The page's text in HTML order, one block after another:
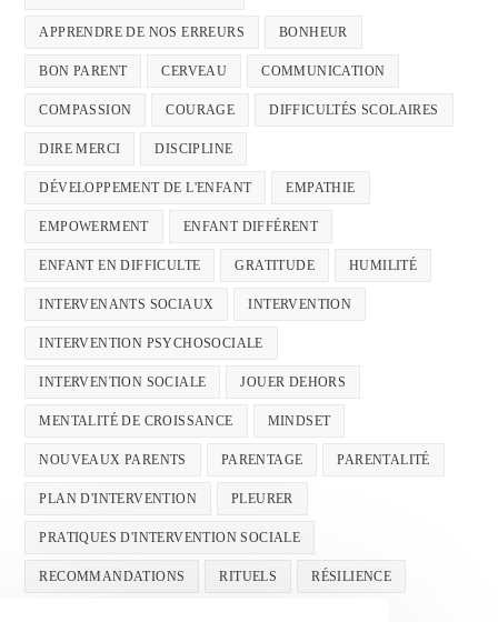
APPRENDRE DE NOS ERREURS BONHEUR
BON PARENT CERVEAU COMMUNICATION
COMPASSION COURAGE DIFFICULTÉS SCOLAIRES
DIRE MERCI DISCIPLINE
DÉVELOPPEMENT DE L'ENFANT EMPATHIE
EMPOWERMENT ENFANT DIFFÉRENT
ENFANT EN DIFFICULTE GRATITUDE HUMILITÉ
INTERVENANTS SOCIAUX INTERVENTION
INTERVENTION PSYCHOSOCIALE
INTERVENTION SOCIALE JOUER DEHORS
MENTALITÉ DE CROISSANCE MINDSET
NOUVEAUX PARENTS PARENTAGE PARENTALITÉ
PLAN D'INTERVENTION PLEURER
PRATIQUES D'INTERVENTION SOCIALE
RECOMMANDATIONS RITUELS RÉSILIENCE